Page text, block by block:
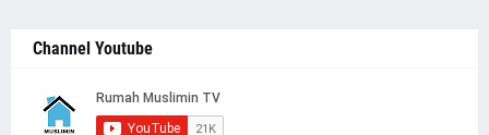
Channel Youtube